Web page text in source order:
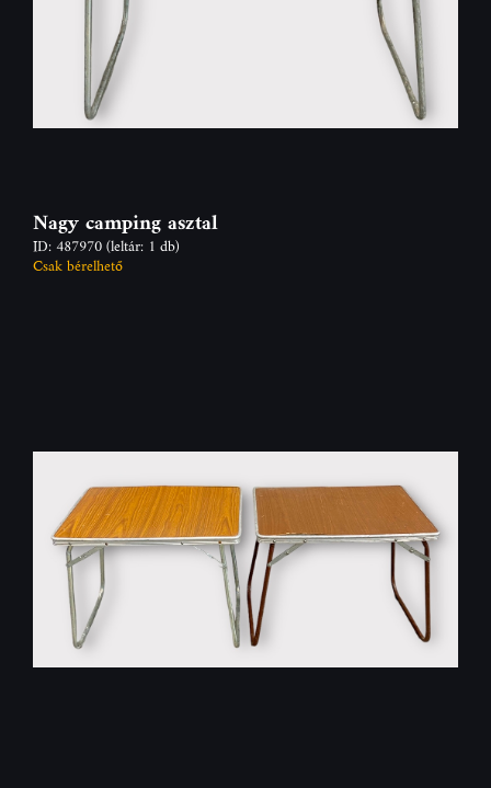
Nagy camping asztal
ID: 487970(leltár: 1 db)
Csak bérelhető